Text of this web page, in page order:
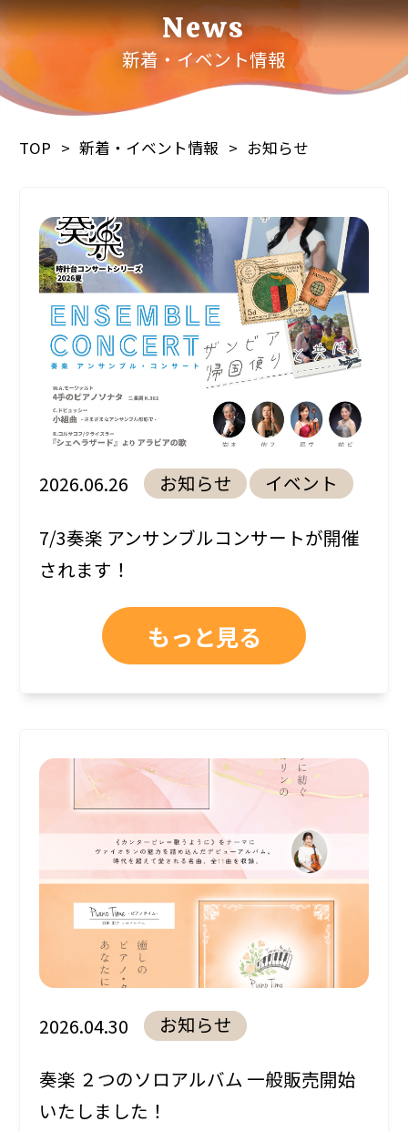
News
新着・イベント情報
TOP 新着・イベント情報 お知らせ
2026.06.26 お知らせ イベント
7/3奏楽 アンサンブルコンサートが開催
されます！
もっと見る
2026.04.30 お知らせ
奏楽 ２つのソロアルバム 一般販売開始
いたしました！